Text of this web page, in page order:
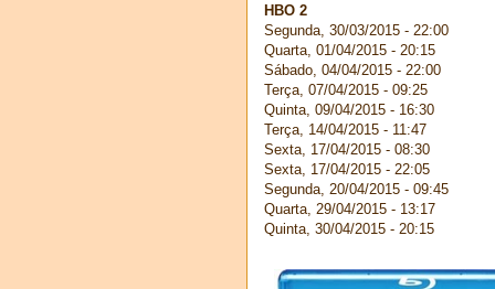
HBO 2
Segunda, 30/03/2015 - 22:00
Quarta, 01/04/2015 - 20:15
Sábado, 04/04/2015 - 22:00
Terça, 07/04/2015 - 09:25
Quinta, 09/04/2015 - 16:30
Terça, 14/04/2015 - 11:47
Sexta, 17/04/2015 - 08:30
Sexta, 17/04/2015 - 22:05
Segunda, 20/04/2015 - 09:45
Quarta, 29/04/2015 - 13:17
Quinta, 30/04/2015 - 20:15